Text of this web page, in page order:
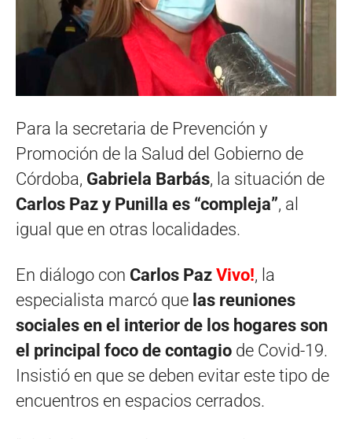
Para la secretaria de Prevención y
Promoción de la Salud del Gobierno de
Córdoba, Gabriela Barbás, la situación de
Carlos Paz y Punilla es “compleja”, al
igual que en otras localidades.
En diálogo con Carlos Paz Vivo!, la
especialista marcó que las reuniones
sociales en el interior de los hogares son
el principal foco de contagio de Covid-19.
Insistió en que se deben evitar este tipo de
encuentros en espacios cerrados.